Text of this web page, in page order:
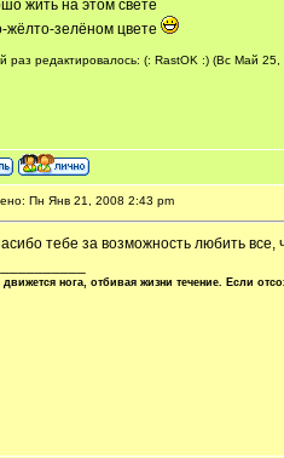
жить на этом свете
жёлто-зелёном цвете
раз редактировалось: (: RastOK :) (Вс Май
Пн Янв 21, 2008 2:43 pm
тебе за возможность любить все,
движется нога, отбивая жизни течение. Если